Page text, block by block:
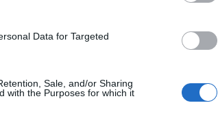
Data for Targeted
Sale, and/or Sharing
with the Purposes for which it
сред вашите служители, толкова
от наемане на представители
и ви позволява да получавате